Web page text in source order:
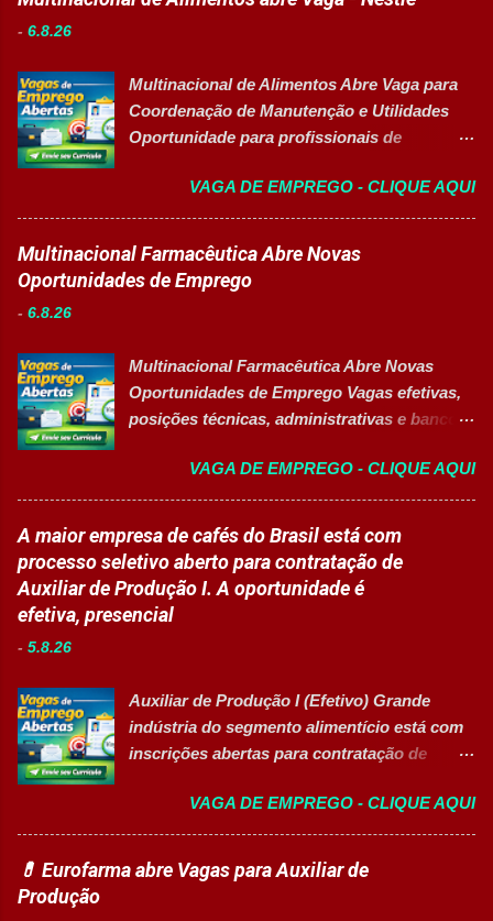
Noturna) Estratégia de Vendas e
Performance Comercial (Turma Vespertina)
Estrutura e Horários das Turmas
Resumo da vaga Cargo: Auxiliar
trabalho: Presencial Inscrições até: 11 de
agosto de 2026 Vaga inclusiva para Pessoas
com Deficiência (PcD). Principais atividades
pedagógicas. Auxiliar estudantes em
projetos educacionais. Dar suporte em
atividades recreativas e lúdicas.
Disponibilizar materiais utilizados nas
ambiente escolar organizado e seguro.
Acompanhar contratos quando designado
pela liderança. Apoiar diversas ações
- 6.8.26
Multinacional de Alimentos Abre Vaga para
Coordenação de Manutenção e Utilidades
Oportunidade para profissionais de
e excelência operacional 👉 CANDIDATAR-
SE AGORA Sobre a Posição Líder mundial
no segmento de alimentos e bebidas busca
profissional qualificado para coordenar as
áreas de Manutenção e Utilidades em sua
equipamentos, a gestão otimizada de
recursos energéticos e a liderança
estratégica em projetos de melhoria
Responsabilidades Assegurar a manutenção
eficiente dos equipamentos das áreas de
utilidades, elétrica e setores auxiliares.
Identificar oportunidades de melhoria
contínua nos processos e no consumo de
recursos energéticos. Garantir a
Liderar a gestão da ...
VAGA DE EMPREGO - CLIQUE AQUI
Multinacional Farmacêutica Abre Novas
Oportunidades de Emprego
- 6.8.26
Multinacional Farmacêutica Abre Novas
Oportunidades de Emprego Vagas efetivas,
posições técnicas, administrativas e banco
CANDIDATAR-SE AGORA Sobre as
Oportunidades Uma das maiores empresas
do setor farmacêutico e de saúde está com
processo seletivo aberto para contratação
de profissionais em diversas áreas de
atuação, oferecendo desenvolvimento
de gestão, além de opções de cadastro em
banco de talentos para futuras
oportunidades de carreira. Vagas
Auxiliar de Almoxarifado OEA Auxiliar de
Produção Eletricista de Manutenção II
Gerente Executivo de Engenharia Oficial de
VAGA DE EMPREGO - CLIQUE AQUI
A maior empresa de cafés do Brasil está com
processo seletivo aberto para contratação de
Auxiliar de Produção I. A oportunidade é
efetiva, presencial
- 5.8.26
Auxiliar de Produção I (Efetivo) Grande
indústria do segmento alimentício está com
inscrições abertas para contratação de
AGORA Resumo da vaga Cargo: Auxiliar de
Produção I Empresa: Grupo 3Corações Tipo
de contratação: Efetivo (CLT) Modelo de
trabalho: Presencial Inscrições até: 10 de
VAGA DE EMPREGO - CLIQUE AQUI
💊 Eurofarma abre Vagas para Auxiliar de
Produção